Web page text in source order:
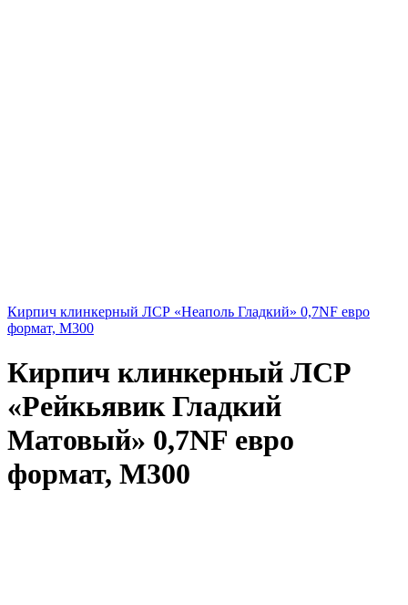
Кирпич клинкерный ЛСР «Неаполь Гладкий» 0,7NF евро
формат, М300
Кирпич клинкерный ЛСР
«Рейкьявик Гладкий
Матовый» 0,7NF евро
формат, М300